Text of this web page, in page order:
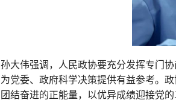
孙大伟强调，人民政协要充分发挥专门
为党委、政府科学决策提供有益参考。
团结奋进的正能量，以优异成绩迎接党的